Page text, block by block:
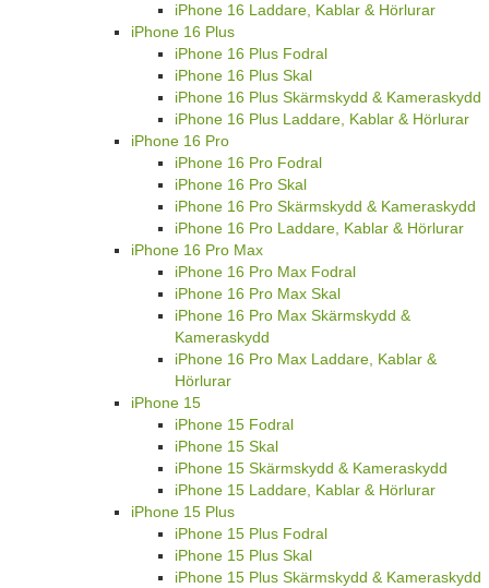
iPhone 16 Laddare, Kablar & Hörlurar
iPhone 16 Plus
iPhone 16 Plus Fodral
iPhone 16 Plus Skal
iPhone 16 Plus Skärmskydd & Kameraskydd
iPhone 16 Plus Laddare, Kablar & Hörlurar
iPhone 16 Pro
iPhone 16 Pro Fodral
iPhone 16 Pro Skal
iPhone 16 Pro Skärmskydd & Kameraskydd
iPhone 16 Pro Laddare, Kablar & Hörlurar
iPhone 16 Pro Max
iPhone 16 Pro Max Fodral
iPhone 16 Pro Max Skal
iPhone 16 Pro Max Skärmskydd &
Kameraskydd
iPhone 16 Pro Max Laddare, Kablar &
Hörlurar
iPhone 15
iPhone 15 Fodral
iPhone 15 Skal
iPhone 15 Skärmskydd & Kameraskydd
iPhone 15 Laddare, Kablar & Hörlurar
iPhone 15 Plus
iPhone 15 Plus Fodral
iPhone 15 Plus Skal
iPhone 15 Plus Skärmskydd & Kameraskydd